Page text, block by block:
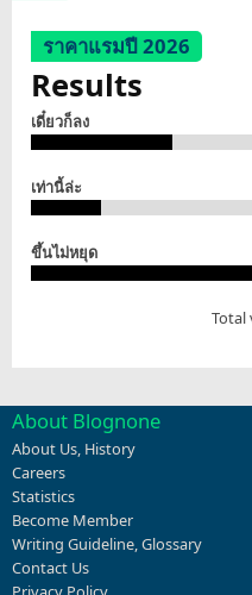
ราคาแรมปี 2026
Results
เดี๋ยวก็ลง
เท่านี้ล่ะ
ขึ้นไม่หยุด
Total
About Blognone
About Us, History
Careers
Statistics
Become Member
Writing Guideline,Glossary
Contact Us